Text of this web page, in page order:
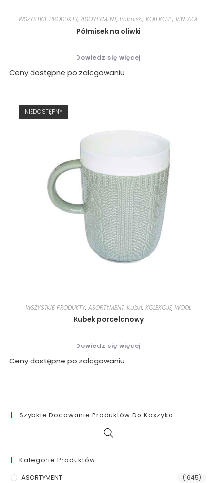
WSZYSTKIE PRODUKTY, ASORTYMENT, Półmiski, KOLEKCJE, VINTAGE
Półmisek na oliwki
Dowiedz się więcej
Ceny dostępne po zalogowaniu
NIEDOSTĘPNY
WSZYSTKIE PRODUKTY, ASORTYMENT, Kubki, KOLEKCJE, WOOL
Kubek porcelanowy
Dowiedz się więcej
Ceny dostępne po zalogowaniu
Szybkie Dodawanie Produktów Do Koszyka
Kategorie Produktów
ASORTYMENT
(1645)